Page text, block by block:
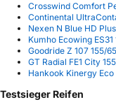
Crosswind Comfort
Continental
Nexen N Blue HD
Kumho Ecowing
Goodride Z 107 155/
GT Radial FE1 City
Hankook Kinergy
Testsieger Reifen